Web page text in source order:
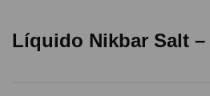
Líquido Nikbar Salt –